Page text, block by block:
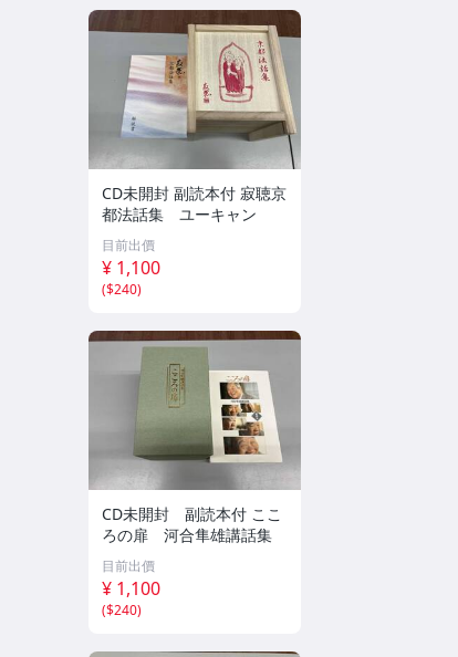
CD未開封 副読本付 寂聴京
都法話集 ユーキャン
目前出價
¥ 1,100
($240)
CD未開封 副読本付 ここ
ろの扉 河合隼雄講話集
目前出價
¥ 1,100
($240)